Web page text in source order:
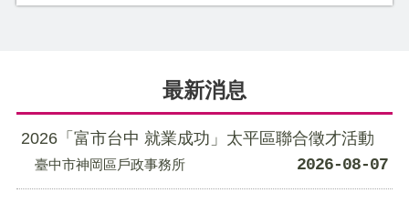
最新消息
2026「富市台中 就業成功」太平區聯合徵才活動
臺中市神岡區戶政事務所 2026-08-07